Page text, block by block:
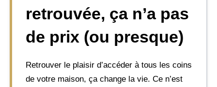
retrouvée, ça n’a pas
de prix (ou presque)
Retrouver le plaisir d’accéder à tous les coins
de votre maison, ça change la vie. Ce n’est